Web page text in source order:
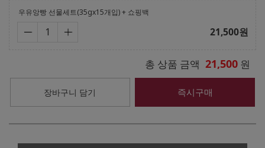
우유앙빵 선물세트(35gx15개입) + 쇼핑백
21,500원
총 상품 금액 21,500 원
장바구니 담기 즉시구매